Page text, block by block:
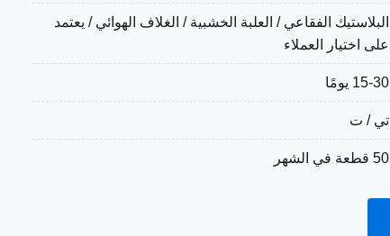
البلاستيك الفقاعي / العلبة الخشبية / الغلاف الهوائي / يعتمد
على اختيار العملاء
15-30 يومًا
تي / ت
50 قطعة في الشهر